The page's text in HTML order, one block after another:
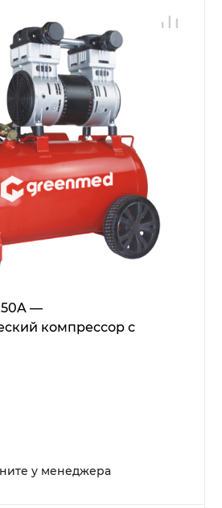
—
компрессор с
у менеджера